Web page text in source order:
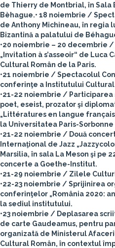
de Thierry de Montbrial, în Sala
Bèhague.• 18 noiembrie /
de Anthony Michineau, în regia
Bizantină a palatului de
•20 noiembrie – 20 decembrie
„Invitation à s’asseoir“ de Luca
Cultural Român de la Paris.
•21 noiembrie / Spectacolul
conferinţe a Institutului Cultural
•21-22 noiembrie / Participarea
poet, eseist, prozator şi
„Littératures en langue
la Universitatea Paris-
•21-22 noiembrie / Două
Internaţional de Jazz
Marsilia, în sala La Meson şi pe
concerte a Goethe-Institut.
•21-29 noiembrie / Zilele
•22-23 noiembrie / Sprijinirea
conferinţelor „România 2020:
la sediul institutului.
•23 noiembrie / Deplasarea
de carte Gaudeamus, pentru
organizată de Ministerul
Cultural Român, în contextul